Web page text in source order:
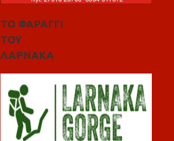
ΤΟ ΦΑΡΑΓΓΙ
ΤΟΥ
ΛΑΡΝΑΚΑ